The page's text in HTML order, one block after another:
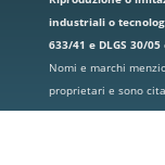
industriali o
633/41 e DLGS 30/
Nomi e marchi
proprietari e sono